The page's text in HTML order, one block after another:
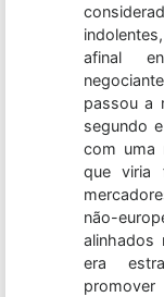
afinal
passou a
segundo
com uma
que viria
não-
alinhados
era
promover